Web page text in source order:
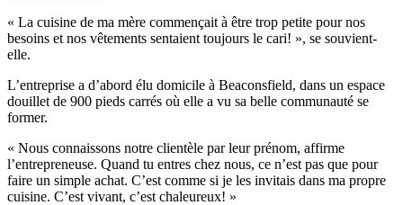
« La cuisine de ma mère commençait à être trop petite pour nos
besoins et nos vêtements sentaient toujours le cari! », se souvient-
elle.
L’entreprise a d’abord élu domicile à Beaconsfield, dans un espace
douillet de 900 pieds carrés où elle a vu sa belle communauté se
former.
« Nous connaissons notre clientèle par leur prénom, affirme
l’entrepreneuse. Quand tu entres chez nous, ce n’est pas que pour
faire un simple achat. C’est comme si je les invitais dans ma propre
cuisine. C’est vivant, c’est chaleureux! »